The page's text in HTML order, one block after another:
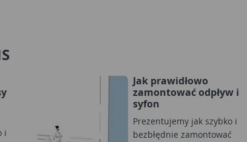
i
Jak prawidłowo
zamontować odpływ i
syfon
Prezentujemy jak szybko i
bezbłędnie zamontować